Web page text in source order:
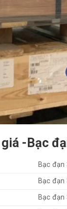
-Bạc
Bạc đạn
Bạc đạn
Bạc đạn